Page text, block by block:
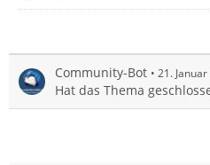
Community-Bot 21.
Hat das Thema